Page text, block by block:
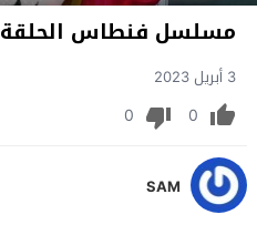
مسلسل فنطاس الحلقة 12
3 أبريل 2023
0
0
SAM